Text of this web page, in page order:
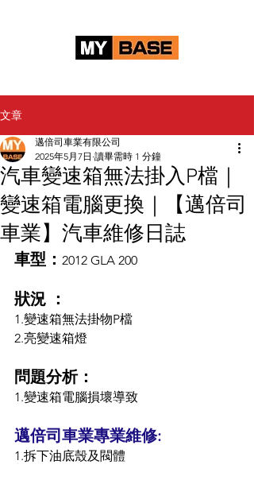
文章
汽車變速箱無法掛入P檔｜
變速箱電腦更換｜【邁倍司
車業】汽車維修日誌
邁倍司車業有限公司
2025年5月7日 讀畢需時 1 分鐘
車型： 2012 GLA 200
狀況 ：
1.變速箱無法掛物P檔
2.亮變速箱燈
問題分析：
1.變速箱電腦損壞導致
邁倍司車業專業維修:
1.拆下油底殼及閥體